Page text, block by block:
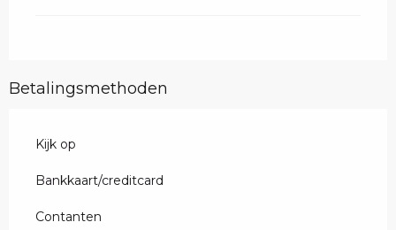
Betalingsmethoden
Kijk op
Bankkaart/creditcard
Contanten